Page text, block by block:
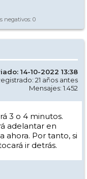
negativos: 0
14-10-2022 13:38
21 años antes
Mensajes: 1.452
3 o 4 minutos.
adelantar en
ahora. Por tanto, si
ir detrás.